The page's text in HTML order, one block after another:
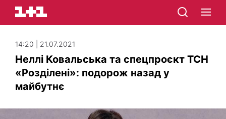
14:20 | 21.07.2021
Неллі Ковальська та спецпроєкт ТСН
«Розділені»: подорож назад у
майбутнє